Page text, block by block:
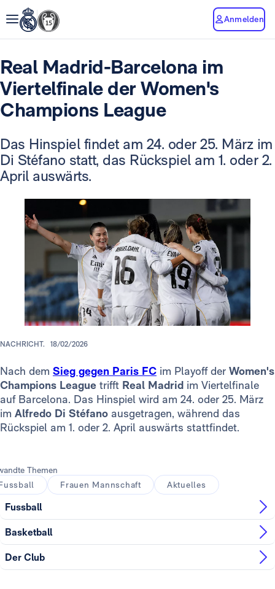
Anmelden
Real Madrid-Barcelona im
Viertelfinale der Women's
Champions League
Das Hinspiel findet am 24. oder 25. März im
Di Stéfano statt, das Rückspiel am 1. oder 2.
April auswärts.
NACHRICHT. 18/02/2026
Nach dem Sieg gegen Paris FC im Playoff der Women's
Champions League trifft Real Madrid im Viertelfinale
auf Barcelona. Das Hinspiel wird am 24. oder 25. März
im Alfredo Di Stéfano ausgetragen, während das
Rückspiel am 1. oder 2. April auswärts stattfindet.
Themen
Frauen Mannschaft Aktuelles
Fussball
Basketball
Der Club